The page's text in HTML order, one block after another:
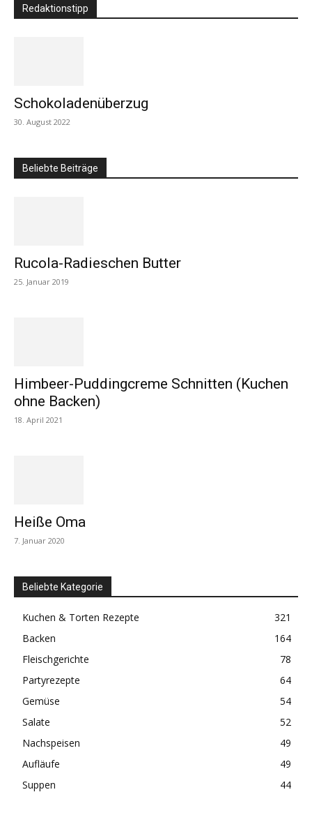
Redaktionstipp
Schokoladenüberzug
30. August 2022
Beliebte Beiträge
Rucola-Radieschen Butter
25. Januar 2019
Himbeer-Puddingcreme Schnitten (Kuchen
ohne Backen)
18. April 2021
Heiße Oma
7. Januar 2020
Beliebte Kategorie
Kuchen & Torten Rezepte
321
Backen
164
Fleischgerichte
78
Partyrezepte
64
Gemüse
54
Salate
52
Nachspeisen
49
Aufläufe
49
Suppen
44